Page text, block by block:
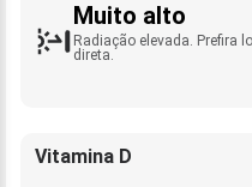
Muito alto
Radiação elevada. Prefira
direta.
Vitamina D